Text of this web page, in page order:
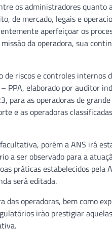
os administradores quanto
de mercado, legais e
aperfeiçoar os
da operadora, sua
de riscos e controles internos
PPA, elaborado por auditor
para as operadoras de
e as operadoras
porém a ANS irá
a ser observado para a
práticas estabelecidos pela
será editada.
operadoras, bem como
irão prestigiar